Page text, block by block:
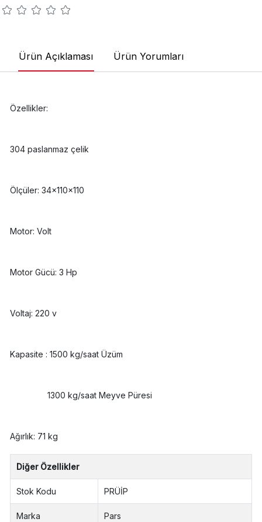
Ürün Açıklaması Ürün Yorumları
Özellikler:
304 paslanmaz çelik
Ölçüler: 34x110x110
Motor: Volt
Motor Gücü: 3 Hp
Voltaj: 220 v
Kapasite : 1500 kg/saat Üzüm
1300 kg/saat Meyve Püresi
Ağırlık: 71 kg
Diğer Özellikler
Stok Kodu PRÜİP
Marka Pars